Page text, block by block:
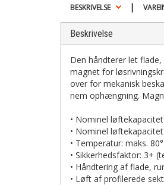
BESKRIVELSE |
Beskrivelse
Den håndterer let
magnet for
over for mekanisk
nem ophængning.
• Nominel
• Nominel
• Temperatur: maks.
• Sikkerhedsfaktor: 3+
• Håndtering af flade,
• Løft af profilerede